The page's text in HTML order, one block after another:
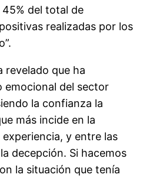
del total de
realizadas por los
revelado que ha
emocional del sector
la confianza la
más incide en la
y entre las
decepción. Si hacemos
la situación que tenía